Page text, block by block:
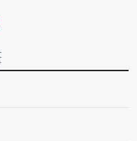
容區塊